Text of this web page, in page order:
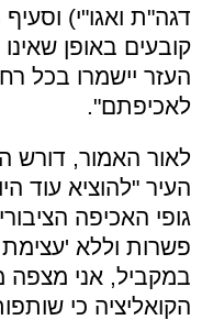
קובעים באופן
העזר יישמרו בכל
לאכיפתם".
לאור האמור, דורש
העיר "להוציא עוד
גופי האכיפה
פשרות וללא 'עצימת
במקביל, אני מצפה
הקואליציה כי